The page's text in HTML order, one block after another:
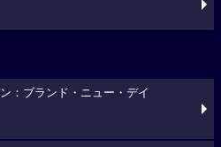
：ブランド・ニュー・デイ